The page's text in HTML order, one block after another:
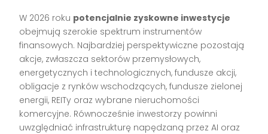
W 2026 roku potencjalnie zyskowne inwestycje
obejmują szerokie spektrum instrumentów
finansowych. Najbardziej perspektywiczne pozostają
akcje, zwłaszcza sektorów przemysłowych,
energetycznych i technologicznych, fundusze akcji,
obligacje z rynków wschodzących, fundusze zielonej
energii, REITy oraz wybrane nieruchomości
komercyjne. Równocześnie inwestorzy powinni
uwzględniać infrastrukturę napędzaną przez AI oraz